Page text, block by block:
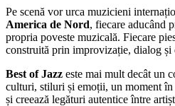
Pe scenă vor urca muzicieni
America de Nord, fiecare aducând
propria poveste muzicală. Fiecare
construită prin improvizație, dialog
Best of Jazz este mai mult decât un
culturi, stiluri și emoții, un moment în
și creează legături autentice între